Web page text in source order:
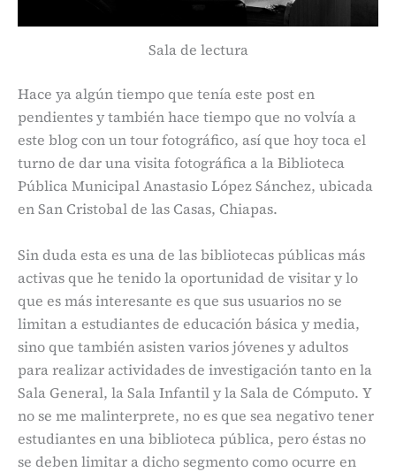
Sala de lectura
Hace ya algún tiempo que tenía este post en
pendientes y también hace tiempo que no volvía a
este blog con un tour fotográfico, así que hoy toca el
turno de dar una visita fotográfica a la Biblioteca
Pública Municipal Anastasio López Sánchez, ubicada
en San Cristobal de las Casas, Chiapas.
Sin duda esta es una de las bibliotecas públicas más
activas que he tenido la oportunidad de visitar y lo
que es más interesante es que sus usuarios no se
limitan a estudiantes de educación básica y media,
sino que también asisten varios jóvenes y adultos
para realizar actividades de investigación tanto en la
Sala General, la Sala Infantil y la Sala de Cómputo. Y
no se me malinterprete, no es que sea negativo tener
estudiantes en una biblioteca pública, pero éstas no
se deben limitar a dicho segmento como ocurre en